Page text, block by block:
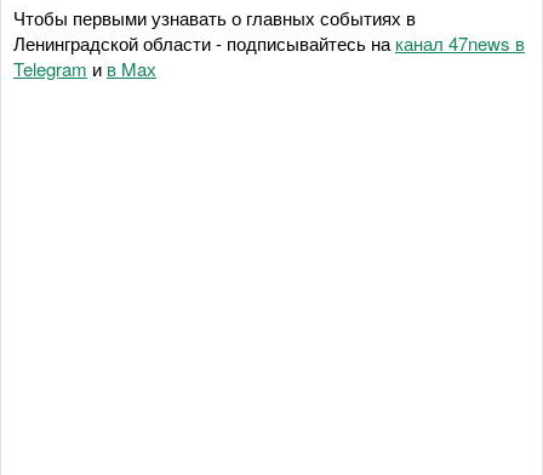
Чтобы первыми узнавать о главных событиях в
Ленинградской области - подписывайтесь на канал 47news в
Telegram и в Maх